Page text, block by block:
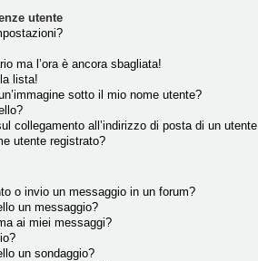
utente
ma l’ora è ancora sbagliata!
lista!
sotto il mio nome utente?
collegamento all’indirizzo di posta di un
utente registrato?
o invio un messaggio in un forum?
un messaggio?
ai miei messaggi?
un sondaggio?